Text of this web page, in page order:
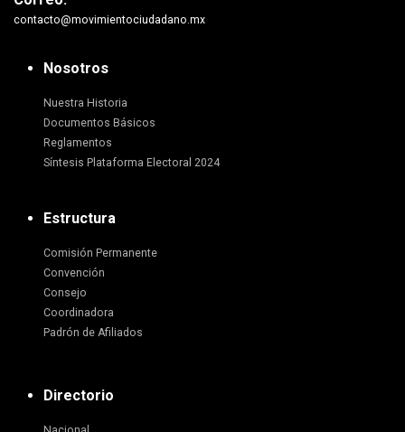
contacto@movimientociudadano.mx
Nosotros
Nuestra Historia
Documentos Básicos
Reglamentos
Síntesis Plataforma Electoral 2024
Estructura
Comisión Permanente
Convención
Consejo
Coordinadora
Padrón de Afiliados
Directorio